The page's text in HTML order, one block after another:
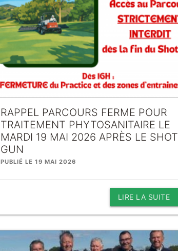
RAPPEL PARCOURS FERME POUR
TRAITEMENT PHYTOSANITAIRE LE
MARDI 19 MAI 2026 APRÈS LE SHOT
GUN
PUBLIÉ LE 19 MAI 2026
LIRE LA SUITE